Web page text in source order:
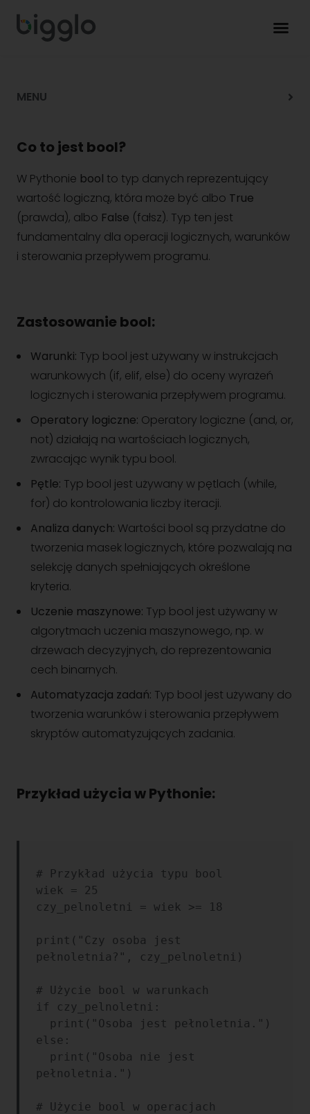
Co to jest bool?
W Pythonie bool to typ danych reprezentujący
wartość logiczną, która może być albo True
(prawda), albo False (fałsz). Typ ten jest
fundamentalny dla operacji logicznych, warunków
i sterowania przepływem programu.
Zastosowanie bool:
Warunki: Typ bool jest używany w instrukcjach
warunkowych (if, elif, else) do oceny wyrażeń
logicznych i sterowania przepływem programu.
Operatory logiczne: Operatory logiczne (and, or,
not) działają na wartościach logicznych,
zwracając wynik typu bool.
Pętle: Typ bool jest używany w pętlach (while,
for) do kontrolowania liczby iteracji.
Analiza danych: Wartości bool są przydatne do
tworzenia masek logicznych, które pozwalają na
selekcję danych spełniających określone
kryteria.
Uczenie maszynowe: Typ bool jest używany w
algorytmach uczenia maszynowego, np. w
drzewach decyzyjnych, do reprezentowania
cech binarnych.
Automatyzacja zadań: Typ bool jest używany do
tworzenia warunków i sterowania przepływem
skryptów automatyzujących zadania.
Przykład użycia w Pythonie:
# Przykład użycia typu bool
wiek = 25
czy_pelnoletni = wiek >= 18
print("Czy osoba jest
pełnoletnia?", czy_pelnoletni)
# Użycie bool w warunkach
if czy_pelnoletni:
else:
pełnoletnia.")
# Użycie bool w operacjach
MENU